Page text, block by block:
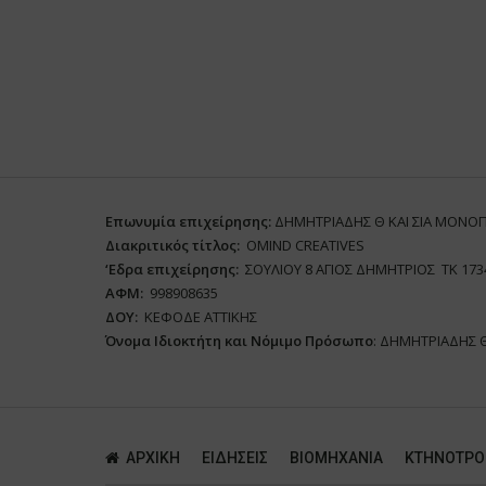
Επωνυμία επιχείρησης: ΔΗΜΗΤΡΙΑΔΗΣ Θ ΚΑΙ ΣΙΑ
Διακριτικός τίτλος: ΟΜΙΝD CREATIVES
‘Eδρα επιχείρησης: ΣΟΥΛΙΟΥ 8 ΑΓΙΟΣ ΔΗΜΗΤΡΙΟΣ ΤΚ
ΑΦΜ: 998908635
ΔΟΥ: ΚΕΦΟΔΕ ΑΤΤΙΚΗΣ
Όνομα Ιδιοκτήτη και Νόμιμο Πρόσωπο: ΔΗΜΗΤΡΙΑΔΗΣ
ΑΡΧΙΚΗ ΕΙΔΗΣΕΙΣ ΒΙΟΜΗΧΑΝΙΑ